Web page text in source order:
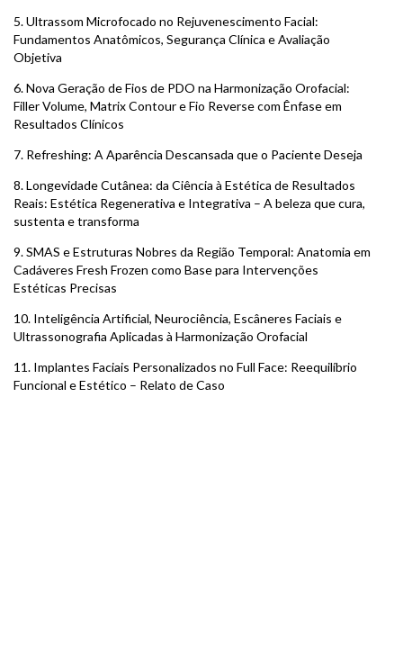
5. Ultrassom Microfocado no Rejuvenescimento Facial:
Fundamentos Anatômicos, Segurança Clínica e Avaliação
Objetiva
6. Nova Geração de Fios de PDO na Harmonização Orofacial:
Filler Volume, Matrix Contour e Fio Reverse com Ênfase em
Resultados Clínicos
7. Refreshing: A Aparência Descansada que o Paciente Deseja
8. Longevidade Cutânea: da Ciência à Estética de Resultados
Reais: Estética Regenerativa e Integrativa – A beleza que cura,
sustenta e transforma
9. SMAS e Estruturas Nobres da Região Temporal: Anatomia em
Cadáveres Fresh Frozen como Base para Intervenções
Estéticas Precisas
10. Inteligência Artificial, Neurociência, Escâneres Faciais e
Ultrassonografia Aplicadas à Harmonização Orofacial
11. Implantes Faciais Personalizados no Full Face: Reequilíbrio
Funcional e Estético – Relato de Caso